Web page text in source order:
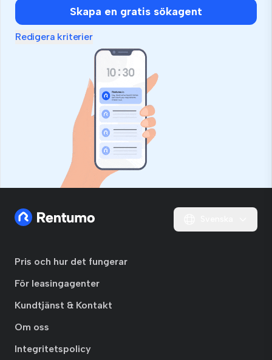
Skapa en gratis sökagent
Redigera kriterier
Pris och hur det fungerar
För leasingagenter
Kundtjänst & Kontakt
Om oss
Integritetspolicy